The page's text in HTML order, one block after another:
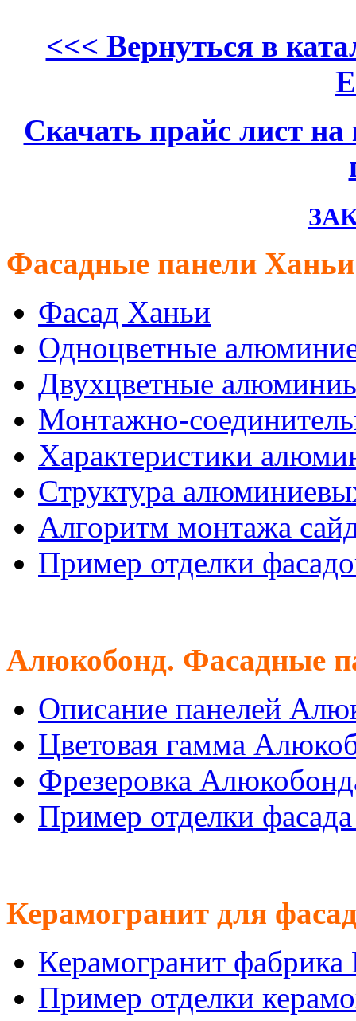
<<< Вернуться в
Скачать прайс лист
Фасадные панели
Фасад Ханьи
Одноцветные
Двухцветные
Монтажно-
Характеристики
Структура
Алгоритм монтажа
Пример отделки
Алюкобонд. Фасадные
Описание панелей
Цветовая гамма
Фрезеровка
Пример отделки
Керамогранит для
Керамогранит фабрика
Пример отделки